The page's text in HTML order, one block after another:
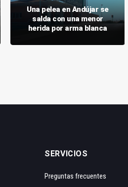
Una pelea en Andújar se
salda con una menor
herida por arma blanca
SERVICIOS
Preguntas frecuentes